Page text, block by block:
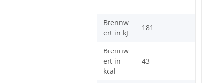
Brennw
ert in kJ
181
Brennw
ert in
kcal
43